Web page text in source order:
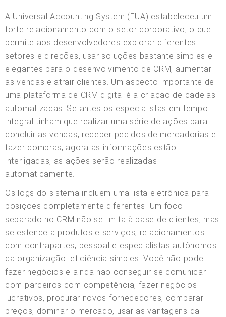
A Universal Accounting System (EUA) estabeleceu um
forte relacionamento com o setor corporativo, o que
permite aos desenvolvedores explorar diferentes
setores e direções, usar soluções bastante simples e
elegantes para o desenvolvimento de CRM, aumentar
as vendas e atrair clientes. Um aspecto importante de
uma plataforma de CRM digital é a criação de cadeias
automatizadas. Se antes os especialistas em tempo
integral tinham que realizar uma série de ações para
concluir as vendas, receber pedidos de mercadorias e
fazer compras, agora as informações estão
interligadas, as ações serão realizadas
automaticamente.
Os logs do sistema incluem uma lista eletrônica para
posições completamente diferentes. Um foco
separado no CRM não se limita à base de clientes, mas
se estende a produtos e serviços, relacionamentos
com contrapartes, pessoal e especialistas autônomos
da organização. eficiência simples. Você não pode
fazer negócios e ainda não conseguir se comunicar
com parceiros com competência, fazer negócios
lucrativos, procurar novos fornecedores, comparar
preços, dominar o mercado, usar as vantagens da